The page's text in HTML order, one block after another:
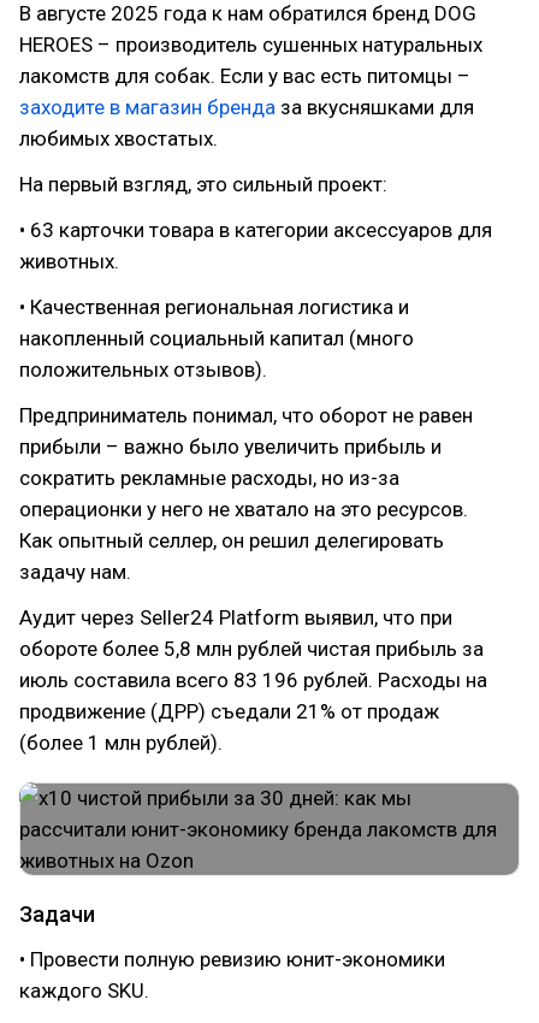
В августе 2025 года к нам обратился бренд DOG
HEROES – производитель сушенных натуральных
лакомств для собак. Если у вас есть питомцы –
заходите в магазин бренда за вкусняшками для
любимых хвостатых.
На первый взгляд, это сильный проект:
• 63 карточки товара в категории аксессуаров для
животных.
• Качественная региональная логистика и
накопленный социальный капитал (много
положительных отзывов).
Предприниматель понимал, что оборот не равен
прибыли – важно было увеличить прибыль и
сократить рекламные расходы, но из-за
операционки у него не хватало на это ресурсов.
Как опытный селлер, он решил делегировать
задачу нам.
Аудит через Seller24 Platform выявил, что при
обороте более 5,8 млн рублей чистая прибыль за
июль составила всего 83 196 рублей. Расходы на
продвижение (ДРР) съедали 21% от продаж
(более 1 млн рублей).
Задачи
• Провести полную ревизию юнит-экономики
каждого SKU.